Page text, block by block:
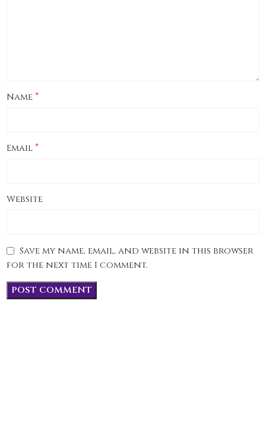
Name*
Email*
Website
Save my name, email, and website in this browser
for the next time I comment.